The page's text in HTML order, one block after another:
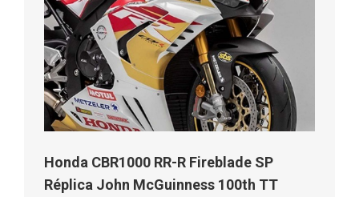
Honda CBR1000 RR-R Fireblade SP
Réplica John McGuinness 100th TT